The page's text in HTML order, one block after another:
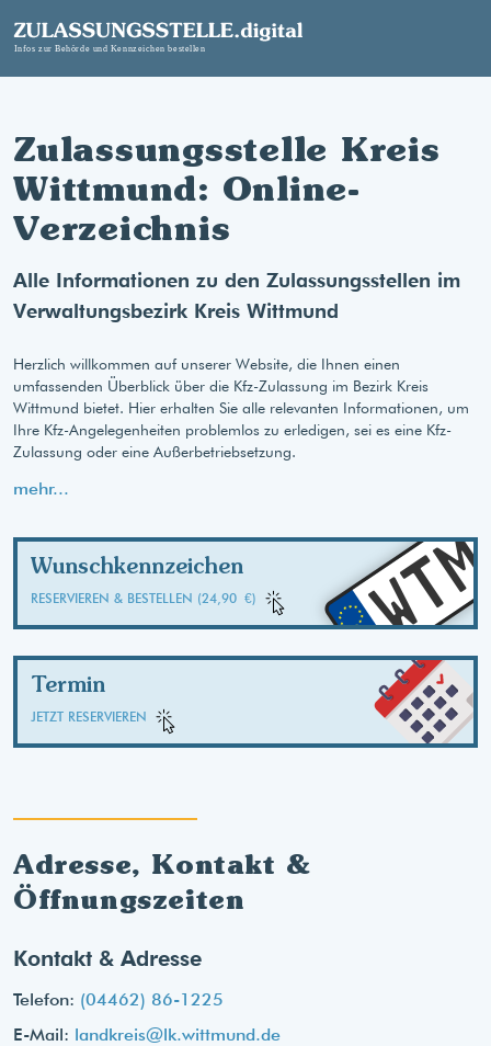
Zulassungsstelle Kreis
Wittmund: Online-
Verzeichnis
Alle Informationen zu den Zulassungsstellen im
Verwaltungsbezirk Kreis Wittmund
Herzlich willkommen auf unserer Website, die Ihnen einen
umfassenden Überblick über die Kfz-Zulassung im Bezirk Kreis
Wittmund bietet. Hier erhalten Sie alle relevanten Informationen, um
Ihre Kfz-Angelegenheiten problemlos zu erledigen, sei es eine Kfz-
Zulassung oder eine Außerbetriebsetzung.
mehr...
Wunschkennzeichen
RESERVIEREN & BESTELLEN (24,90 €)
Termin
JETZT RESERVIEREN
Adresse, Kontakt &
Öffnungszeiten
Kontakt & Adresse
Telefon: (04462) 86-1225
E-Mail: landkreis@lk.wittmund.de